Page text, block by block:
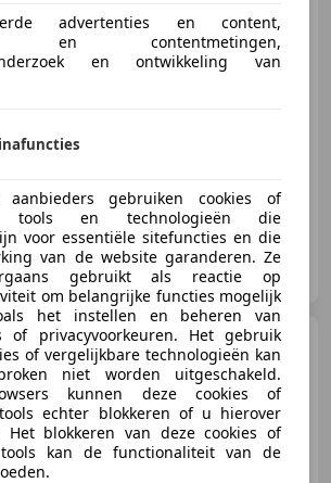
€ 1.650
Excl. BTW
km
Mercedes-Benz Sprinter
211 CDI L1H1 | Camera | 3 Zits |
Elektrpakket
€ 21.000
Excl. BTW
advertenties en content,
en contentmetingen,
en ontwikkeling van
gebruiken cookies of
tools en technologieën die
voor essentiële sitefuncties en die
van de website garanderen. Ze
gebruikt als reactie op
om belangrijke functies mogelijk
het instellen en beheren van
of privacyvoorkeuren. Het gebruik
of vergelijkbare technologieën kan
niet worden uitgeschakeld.
kunnen deze cookies of
echter blokkeren of u hierover
Het blokkeren van deze cookies of
kan de functionaliteit van de